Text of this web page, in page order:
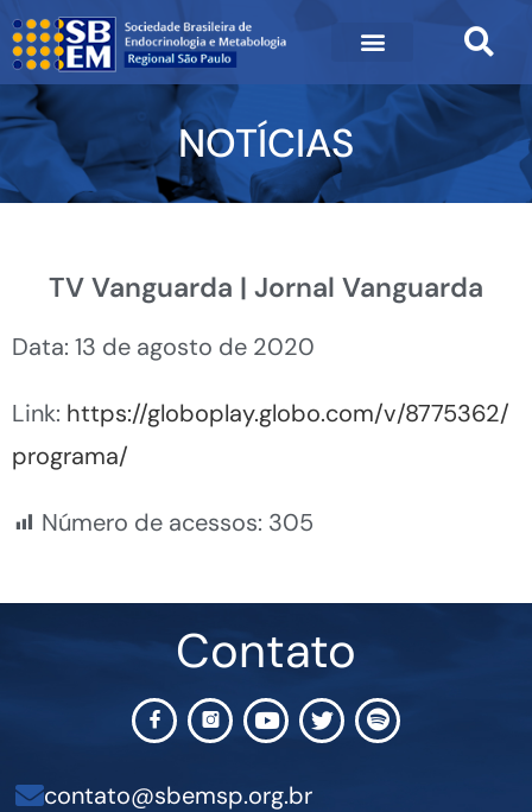
NOTÍCIAS
TV Vanguarda | Jornal Vanguarda
Data: 13 de agosto de 2020
Link: https://globoplay.globo.com/v/8775362/
programa/
Número de acessos: 305
Contato
contato@sbemsp.org.br